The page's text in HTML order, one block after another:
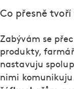
Co přesně
Zabývám se
produkty,
nastavuju
nimi